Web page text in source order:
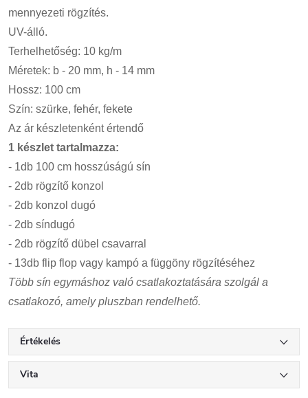
mennyezeti rögzítés.
UV-álló.
Terhelhetőség: 10 kg/m
Méretek: b - 20 mm, h - 14 mm
Hossz: 100 cm
Szín: szürke, fehér, fekete
Az ár készletenként értendő
1 készlet tartalmazza:
- 1db 100 cm hosszúságú sín
- 2db rögzítő konzol
- 2db konzol dugó
- 2db síndugó
- 2db rögzítő dübel csavarral
- 13db flip flop vagy kampó a függöny rögzítéséhez
Több sín egymáshoz való csatlakoztatására szolgál a
csatlakozó, amely pluszban rendelhető.
Értékelés
Vita